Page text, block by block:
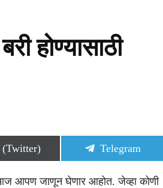
होण्यासाठी
Share
on
Telegram
आज आपण जाणून घेणार आहोत. जेव्हा कोणी